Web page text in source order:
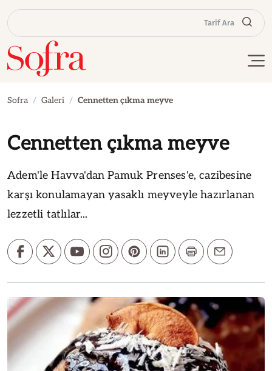
Tarif Ara
Sofra Galeri Cennetten çıkma meyve
Cennetten çıkma meyve
Adem'le Havva'dan Pamuk Prenses'e, cazibesine
karşı konulamayan yasaklı meyveyle hazırlanan
lezzetli tatlılar...